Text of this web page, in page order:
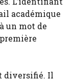
académique
un mot de
diversifié. Il